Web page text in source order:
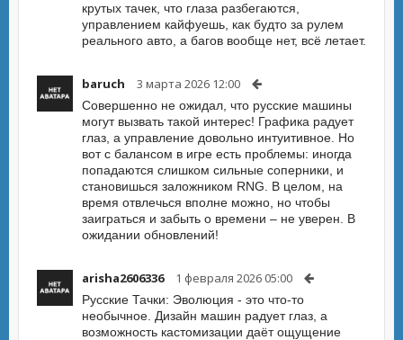
крутых тачек, что глаза разбегаются,
управлением кайфуешь, как будто за рулем
реального авто, а багов вообще нет, всё летает.
baruch 3 марта 2026 12:00
Совершенно не ожидал, что русские машины
могут вызвать такой интерес! Графика радует
глаз, а управление довольно интуитивное. Но
вот с балансом в игре есть проблемы: иногда
попадаются слишком сильные соперники, и
становишься заложником RNG. В целом, на
время отвлечься вполне можно, но чтобы
заиграться и забыть о времени – не уверен. В
ожидании обновлений!
arisha2606336 1 февраля 2026 05:00
Русские Тачки: Эволюция - это что-то
необычное. Дизайн машин радует глаз, а
возможность кастомизации даёт ощущение